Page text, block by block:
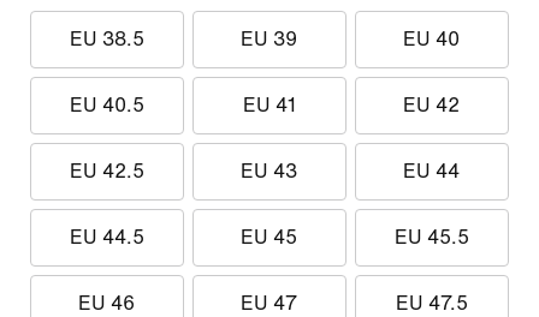
EU 38.5 EU 39 EU 40
EU 40.5 EU 41 EU 42
EU 42.5 EU 43 EU 44
EU 44.5 EU 45 EU 45.5
EU 46 EU 47 EU 47.5